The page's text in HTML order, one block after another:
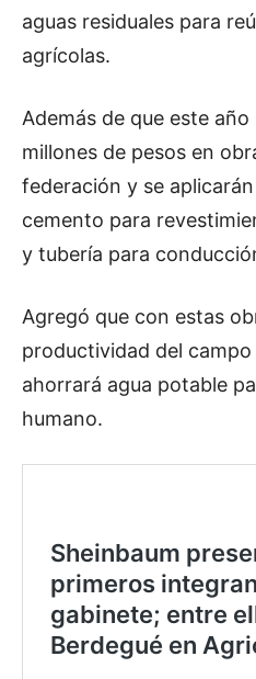
aguas residuales para
agrícolas.
Además de que este
millones de pesos en
federación y se
cemento para
y tubería para
Agregó que con estas
productividad del
ahorrará agua potable
humano.